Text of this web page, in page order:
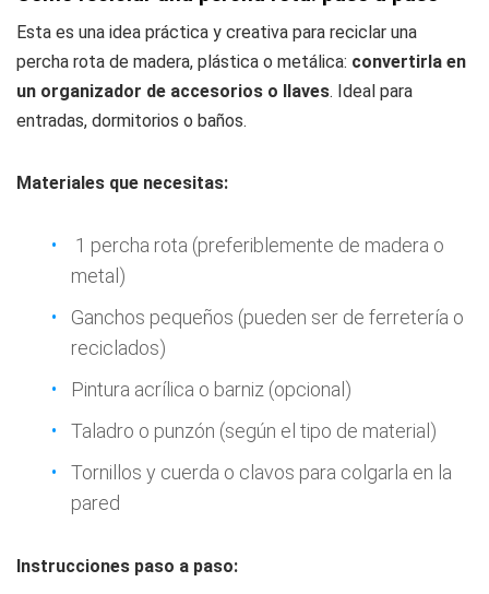
Esta es una idea práctica y creativa para reciclar una
percha rota de madera, plástica o metálica: convertirla en
un organizador de accesorios o llaves. Ideal para
entradas, dormitorios o baños.
Materiales que necesitas:
1 percha rota (preferiblemente de madera o
metal)
Ganchos pequeños (pueden ser de ferretería o
reciclados)
Pintura acrílica o barniz (opcional)
Taladro o punzón (según el tipo de material)
Tornillos y cuerda o clavos para colgarla en la
pared
Instrucciones paso a paso: